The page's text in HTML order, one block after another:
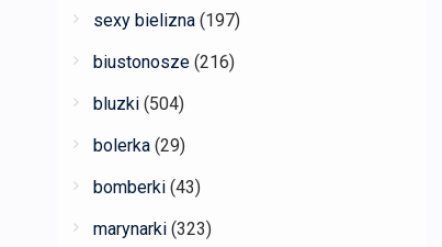
sexy bielizna (197)
biustonosze (216)
bluzki (504)
bolerka (29)
bomberki (43)
marynarki (323)